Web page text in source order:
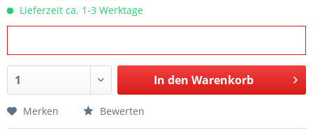
Lieferzeit ca. 1-3 Werktage
In den Warenkorb
Merken Bewerten